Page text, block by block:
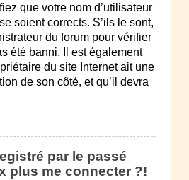
que votre nom d’utilisateur
soient corrects. S’ils le sont,
du forum pour vérifier
été banni. Il est également
du site Internet ait une
de son côté, et qu’il devra
par le passé
plus me connecter ?!